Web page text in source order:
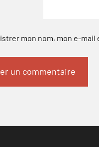
mon nom, mon e-mail